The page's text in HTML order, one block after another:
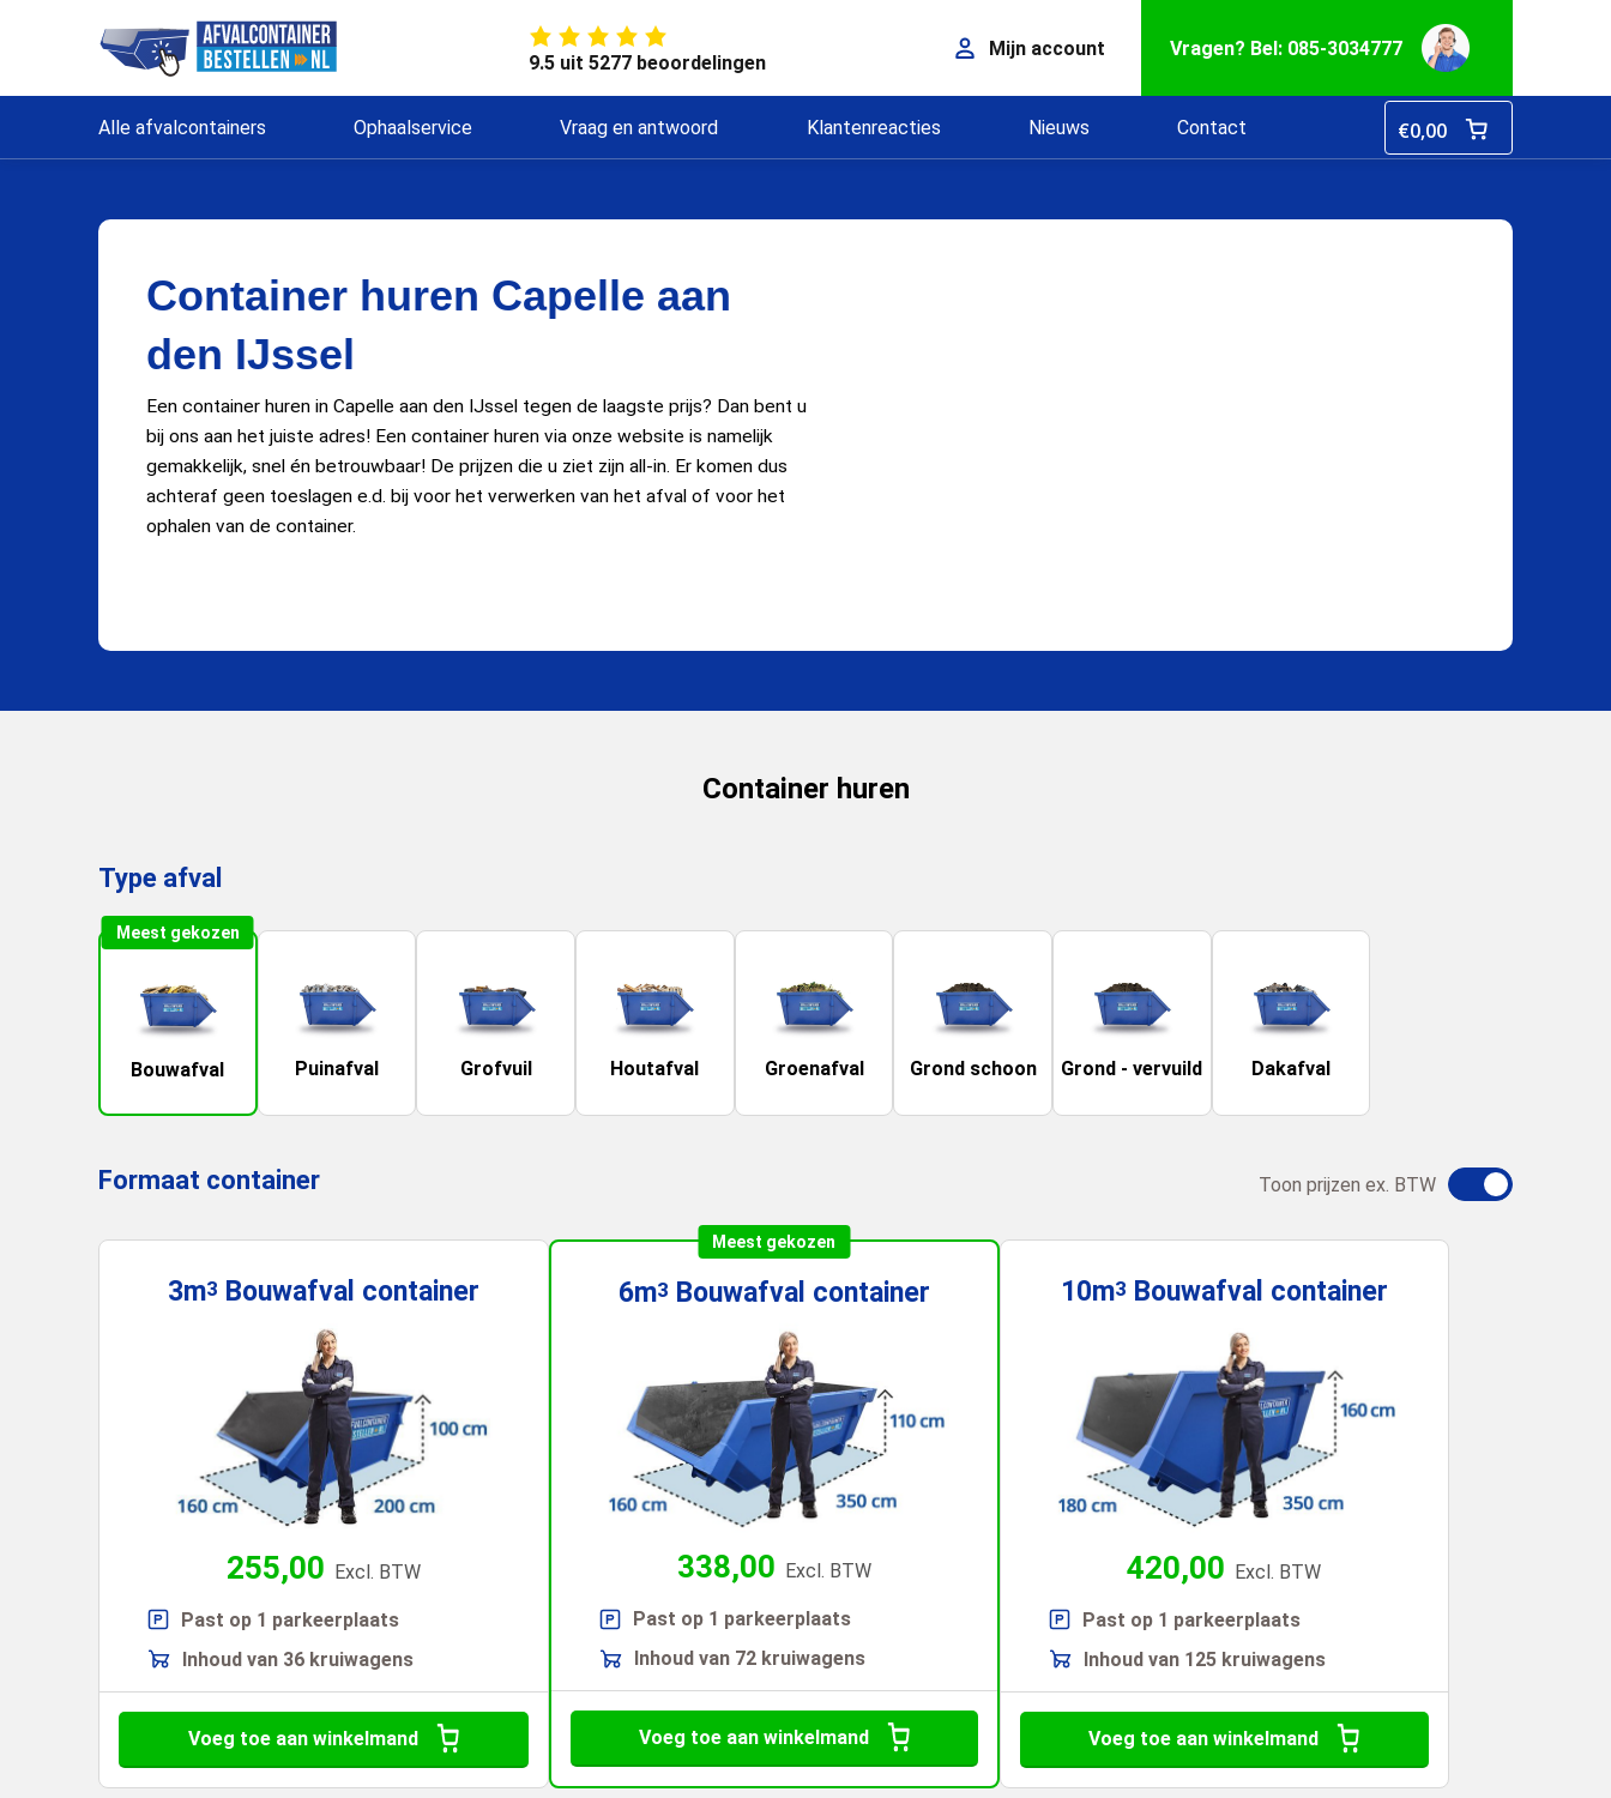
9.5 uit 5277 beoordelingen
Mijn account Vragen? Bel: 085-3034777
Alle afvalcontainers Ophaalservice Vraag en antwoord Klantenreacties Nieuws Contact €0,00
Container huren Capelle aan
den IJssel
Een container huren in Capelle aan den IJssel tegen de laagste prijs? Dan bent u
bij ons aan het juiste adres! Een container huren via onze website is namelijk
gemakkelijk, snel én betrouwbaar! De prijzen die u ziet zijn all-in. Er komen dus
achteraf geen toeslagen e.d. bij voor het verwerken van het afval of voor het
ophalen van de container.
Container huren
Type afval
Meest gekozen
Bouwafval Puinafval Grofvuil Houtafval Groenafval Grond schoon Grond - vervuild Dakafval
Formaat container Toon prijzen ex. BTW
3m3 Bouwafval container
255,00 Excl. BTW
Past op 1 parkeerplaats
Inhoud van 36 kruiwagens
Voeg toe aan winkelmand
Meest gekozen
6m3 Bouwafval container
338,00 Excl. BTW
Past op 1 parkeerplaats
Inhoud van 72 kruiwagens
Voeg toe aan winkelmand
10m3 Bouwafval container
420,00 Excl. BTW
Past op 1 parkeerplaats
Inhoud van 125 kruiwagens
Voeg toe aan winkelmand